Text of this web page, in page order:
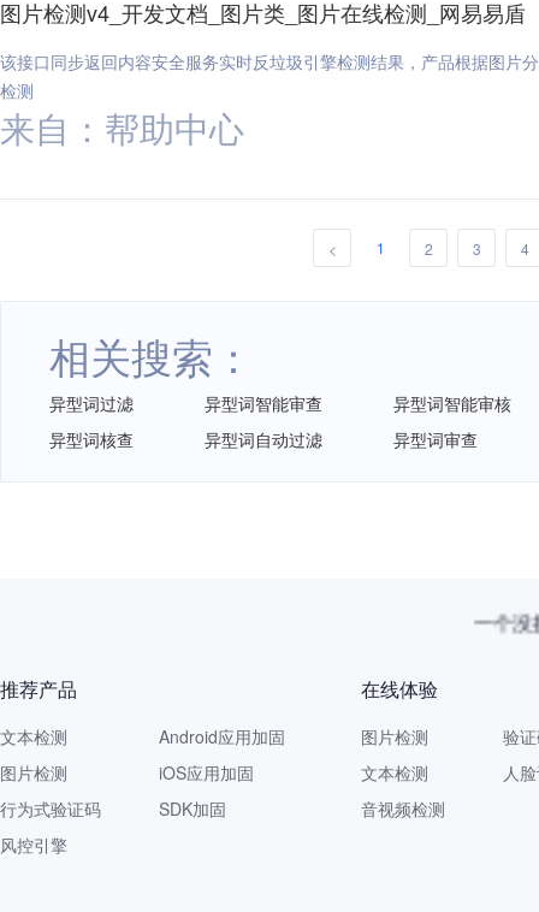
图片检测v4_开发文档_图片类_图片在线检测_网易易盾
该接口同步返回内容安全服务实时反垃圾引擎检测结果，产品根据图片
检测
来自：帮助中心
< 1 2 3 4
相关搜索：
异型词过滤 异型词智能审查
异型词智能审核
异型词核查
异型词自动过滤 异型词审查
一个没
推荐产品
文本检测
图片检测
行为式验证码
风控引擎
Android应用加固
iOS应用加固
SDK加固
在线体验
图片检测
文本检测
音视频检测
验
人